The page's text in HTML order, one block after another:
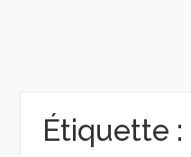
Étiquette :